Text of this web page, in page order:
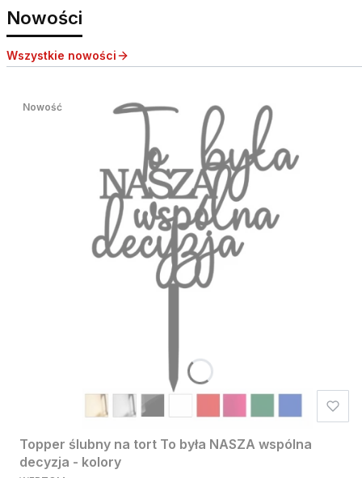
Nowości
Wszystkie nowości
Nowość
Topper ślubny na tort To była NASZA wspólna
decyzja - kolory